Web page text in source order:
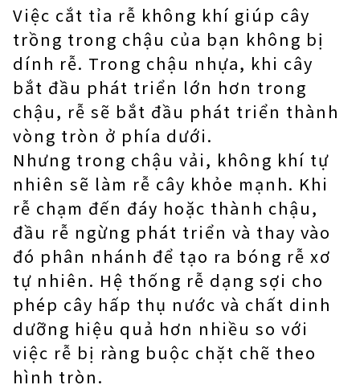
Việc cắt tỉa rễ không khí giúp cây
trồng trong chậu của bạn không bị
dính rễ. Trong chậu nhựa, khi cây
bắt đầu phát triển lớn hơn trong
chậu, rễ sẽ bắt đầu phát triển thành
vòng tròn ở phía dưới.
Nhưng trong chậu vải, không khí tự
nhiên sẽ làm rễ cây khỏe mạnh. Khi
rễ chạm đến đáy hoặc thành chậu,
đầu rễ ngừng phát triển và thay vào
đó phân nhánh để tạo ra bóng rễ xơ
tự nhiên. Hệ thống rễ dạng sợi cho
phép cây hấp thụ nước và chất dinh
dưỡng hiệu quả hơn nhiều so với
việc rễ bị ràng buộc chặt chẽ theo
hình tròn.